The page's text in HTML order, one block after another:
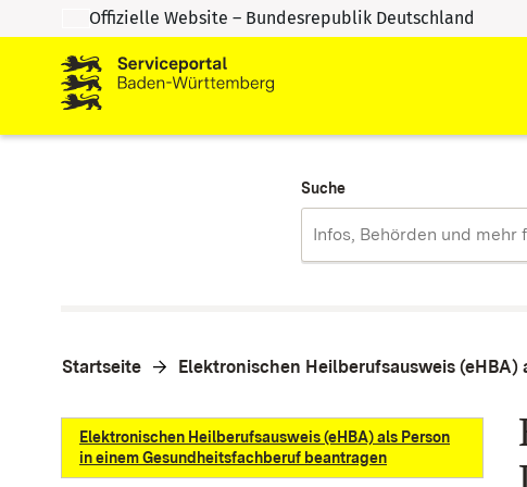
Zum Inhalt springen
Zur Suche springen
Offizielle Website – Bundesrepublik Deutschland
Suche
Startseite Elektronischen Heilberufsausweis
Elektronischen Heilberufsausweis (eHBA) als Person
in einem Gesundheitsfachberuf beantragen